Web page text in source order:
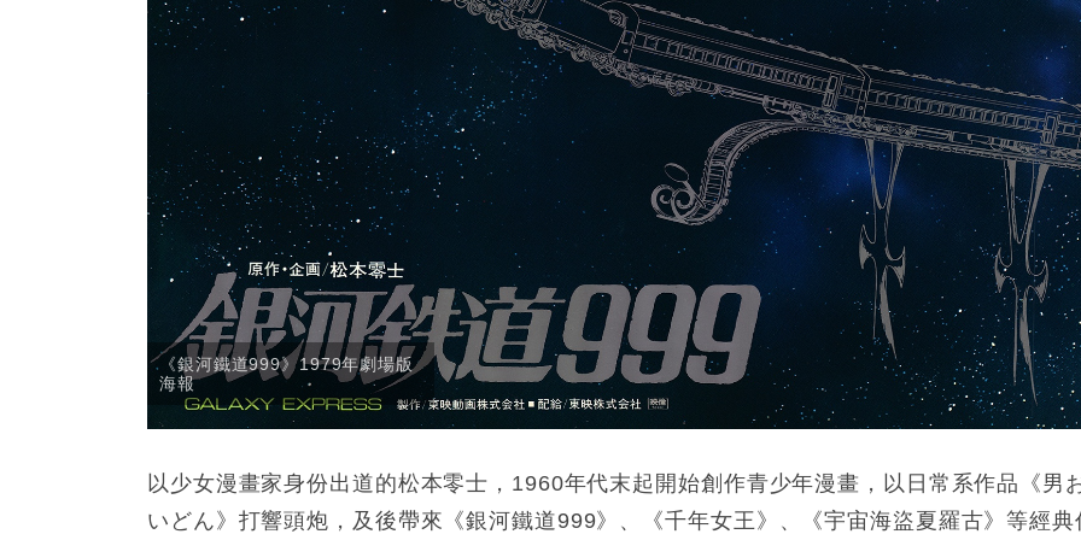
《銀河鐵道999》1979年劇場版
海報
以少女漫畫家身份出道的松本零士，1960年代末起開始創作青少年漫畫，以日常系作品《男
いどん》打響頭炮，及後帶來《銀河鐵道999》、《千年女王》、《宇宙海盜夏羅古》等經典